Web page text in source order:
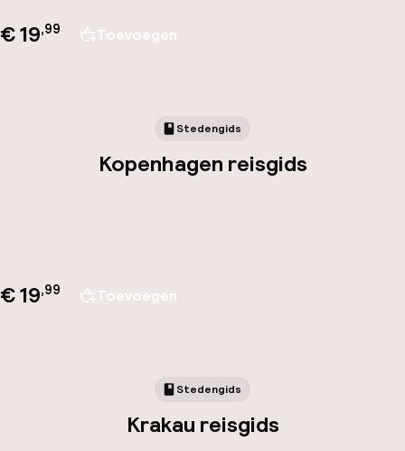
€ 19,99 Toevoegen
Stedengids
Kopenhagen reisgids
€ 19,99 Toevoegen
Stedengids
Krakau reisgids